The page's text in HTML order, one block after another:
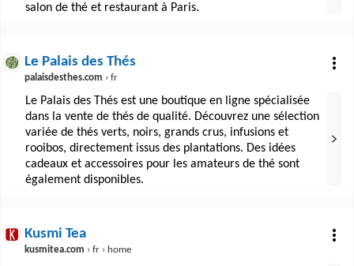
contemporaines.
salon de thé et restaurant à Paris.
Le Palais des Thés
palaisdesthes.com › fr
Le Palais des Thés est une boutique en ligne spécialisée
dans la vente de thés de qualité. Découvrez une sélection
variée de thés verts, noirs, grands crus, infusions et
rooibos, directement issus des plantations. Des idées
cadeaux et accessoires pour les amateurs de thé sont
également disponibles.
Kusmi Tea
kusmitea.com › fr › home